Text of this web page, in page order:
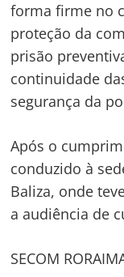
forma firme no
proteção da
prisão
continuidade
segurança da
Após o
conduzido à
Baliza, onde
a audiência de
SECOM